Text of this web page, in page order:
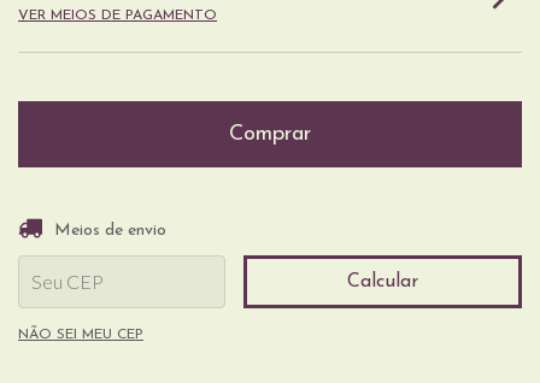
VER MEIOS DE PAGAMENTO
Entregas para o CEP:
Meios de envio
Calcular
NÃO SEI MEU CEP